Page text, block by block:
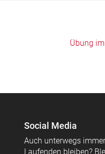
Übung
Social Media
Auch unterwegs
Laufenden bleiben?